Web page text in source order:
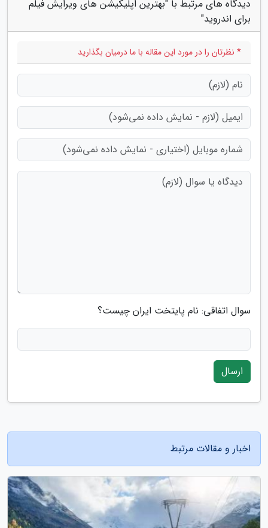
دیدگاه های مرتبط با "بهترین اپلیکیشن های ویرایش فیلم
برای اندروید"
* نظرتان را در مورد این مقاله با ما درمیان بگذارید
سوال اتفاقی: نام پایتخت ایران چیست؟
ارسال
اخبار و مقالات مرتبط